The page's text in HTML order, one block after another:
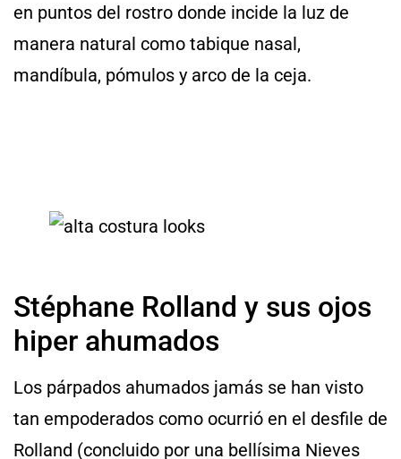
en puntos del rostro donde incide la luz de
manera natural como tabique nasal,
mandíbula, pómulos y arco de la ceja.
Stéphane Rolland y sus ojos
hiper ahumados
Los párpados ahumados jamás se han visto
tan empoderados como ocurrió en el desfile de
Rolland (concluido por una bellísima Nieves